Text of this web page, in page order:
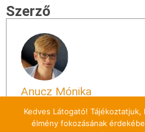
Szerző
Anucz Mónika
View all posts
Kedves Látogató!
élmény fokozásának